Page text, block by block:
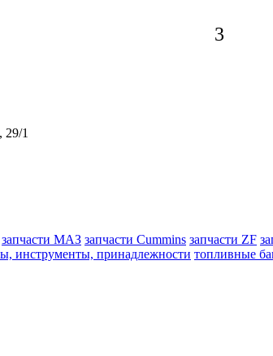
29/1
запчасти МАЗ запчасти Cummins запчасти ZF
инструменты, принадлежности топливные
3